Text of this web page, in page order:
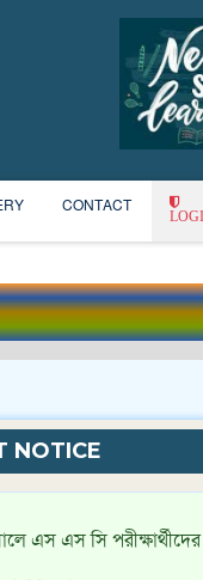
CONTACT
NOTICE
এস এস সি